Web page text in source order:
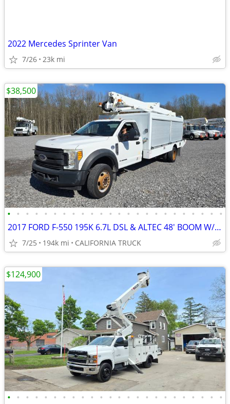
2022 Mercedes Sprinter Van
7/26 23k mi
• • • • • • • • • • • • • • • • • • • • • • • •
2017 FORD F-550 195K 6.7L DSL & ALTEC 48' BOOM W/ 10' ALLOY SIGN BODY
7/25 194k mi CALIFORNIA TRUCK
$38,500
• • • • • • • • • • • • • • • • • • • • • • • •
$124,900